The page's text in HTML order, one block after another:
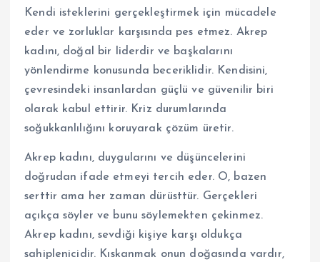
Kendi isteklerini gerçekleştirmek için mücadele
eder ve zorluklar karşısında pes etmez. Akrep
kadını, doğal bir liderdir ve başkalarını
yönlendirme konusunda beceriklidir. Kendisini,
çevresindeki insanlardan güçlü ve güvenilir biri
olarak kabul ettirir. Kriz durumlarında
soğukkanlılığını koruyarak çözüm üretir.
Akrep kadını, duygularını ve düşüncelerini
doğrudan ifade etmeyi tercih eder. O, bazen
serttir ama her zaman dürüsttür. Gerçekleri
açıkça söyler ve bunu söylemekten çekinmez.
Akrep kadını, sevdiği kişiye karşı oldukça
sahiplenicidir. Kıskanmak onun doğasında vardır,